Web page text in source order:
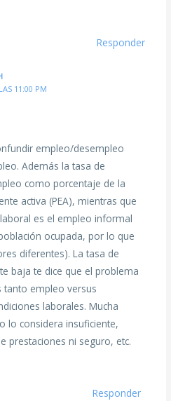
Responder
11:00 PM
empleo/desempleo
Además la tasa de
como porcentaje de la
activa (PEA), mientras que
es el empleo informal
ocupada, por lo que
diferentes). La tasa de
baja te dice que el problema
tanto empleo versus
laborales. Mucha
lo considera insuficiente,
prestaciones ni seguro, etc.
Responder